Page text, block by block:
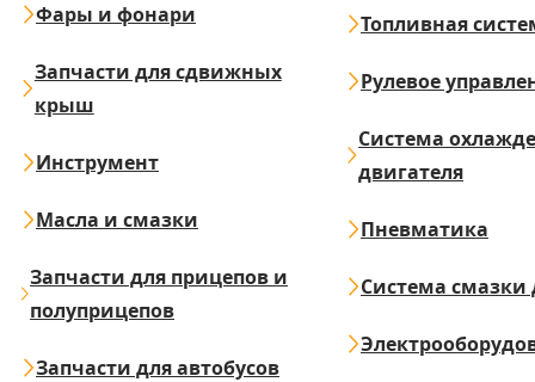
Фары и фонари
Запчасти для сдвижных
крыш
Инструмент
Масла и смазки
Запчасти для прицепов и
полуприцепов
Запчасти для автобусов
Топливная
Рулевое
Система
двигателя
Пневматика
Система смазки